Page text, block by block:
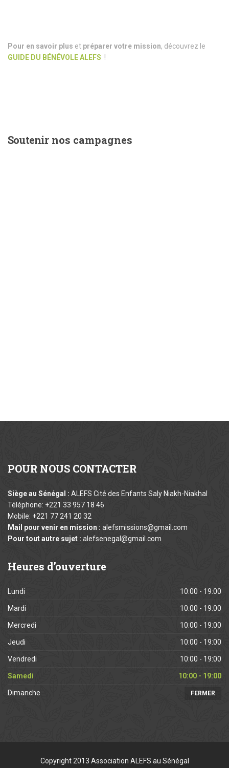
Pour en savoir plus et préparer votre mission, découvrez le
GUIDE DU BÉNÉVOLE ALEFS !
Soutenirnos campagnes
POUR NOUS CONTACTER
Siège au Sénégal : ALEFS Cité des Enfants Saly Niakh-Niakhal
Téléphone: +221 33 957 18 46
Mobile: +221 77 241 20 32
Mail pour venir en mission : alefsmissions@gmail.com
Pour tout autre sujet : alefsenegal@gmail.com
Heures d’ouverture
Lundi 10:00 - 19:00
Mardi 10:00 - 19:00
Mercredi 10:00 - 19:00
Jeudi 10:00 - 19:00
Vendredi 10:00 - 19:00
Samedi 10:00 - 19:00
Dimanche FERMER
Copyright 2013 Association ALEFS au Sénégal